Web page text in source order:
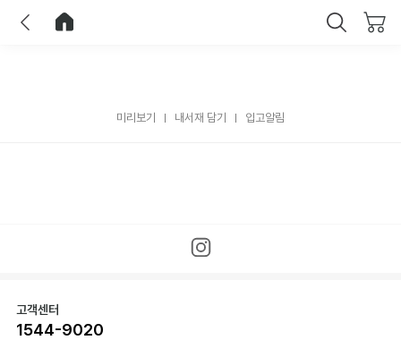
미리보기 내서재 담기 입고알림
고객센터
1544-9020